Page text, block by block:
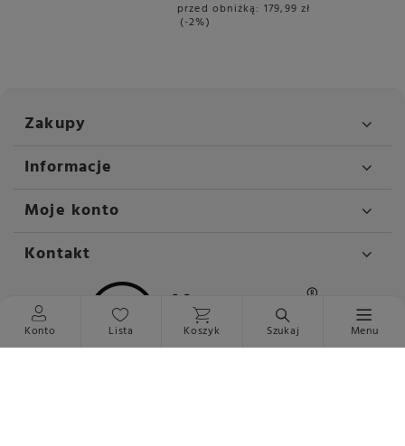
przed obniżką: 179,99 zł
-2%
Zakupy
Informacje
Moje konto
Kontakt
Konto Lista Koszyk Szukaj Menu